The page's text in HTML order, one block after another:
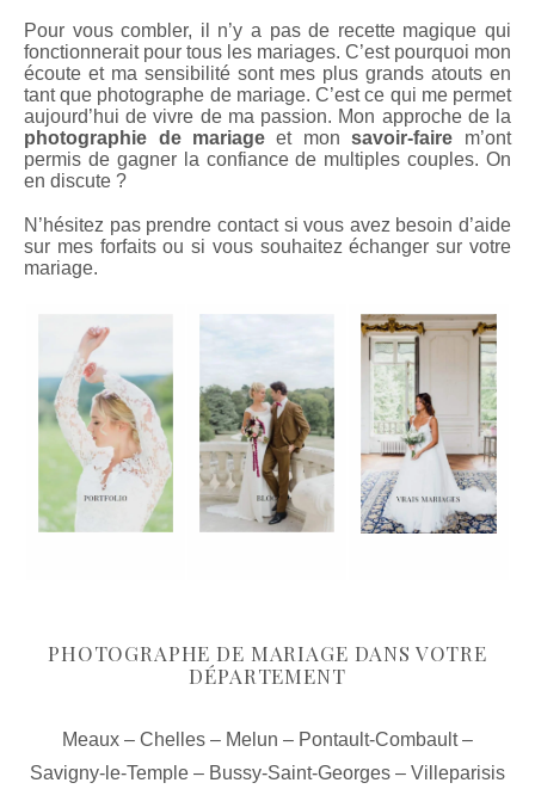
Pour vous combler, il n’y a pas de recette magique qui
fonctionnerait pour tous les mariages. C’est pourquoi mon
écoute et ma sensibilité sont mes plus grands atouts en
tant que photographe de mariage. C’est ce qui me permet
aujourd’hui de vivre de ma passion. Mon approche de la
photographie de mariage et mon savoir-faire m’ont
permis de gagner la confiance de multiples couples. On
en discute ?
N’hésitez pas prendre contact si vous avez besoin d’aide
sur mes forfaits ou si vous souhaitez échanger sur votre
mariage.
PHOTOGRAPHE DE MARIAGE DANS VOTRE
DÉPARTEMENT
Meaux – Chelles – Melun – Pontault-Combault–
Savigny-le-Temple – Bussy-Saint-Georges – Villeparisis